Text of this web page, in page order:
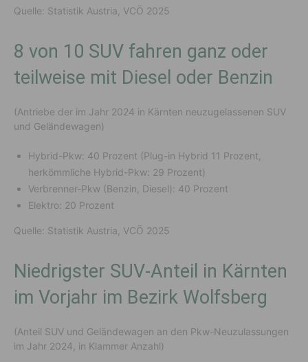
Quelle: Statistik Austria, VCÖ 2025
8 von 10 SUV fahren ganz oder
teilweise mit Diesel oder Benzin
(Antriebe der im Jahr 2024 in Kärnten neuzugelassenen SUV
und Geländewagen)
Hybrid-Pkw: 40 Prozent (Plug-in Hybrid 11 Prozent,
herkömmliche Hybrid-Pkw: 29 Prozent)
Verbrenner-Pkw (Benzin, Diesel): 40 Prozent
Elektro: 20 Prozent
Quelle: Statistik Austria, VCÖ 2025
Niedrigster SUV-Anteil in Kärnten
im Vorjahr im Bezirk Wolfsberg
(Anteil SUV und Geländewagen an den Pkw-Neuzulassungen
im Jahr 2024, in Klammer Anzahl)